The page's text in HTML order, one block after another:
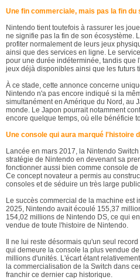
Une fin commerciale, mais pas la fin du
Nintendo tient toutefois à rassurer les
ne signifie pas la fin de son écosystème.
profiter normalement de leurs jeux
ainsi que des services en ligne. Le
pour une durée indéterminée, tandis que
jeux déjà disponibles ainsi que les futurs
À ce stade, cette annonce concerne
Nintendo n'a pas encore indiqué si la
simultanément en Amérique du Nord, au
monde. Le Japon pourrait notamment
encore quelque temps, où elle bénéficie
Une console qui aura marqué l'histoire
Lancée en mars 2017, la Nintendo
stratégie de Nintendo en devenant sa
fonctionner aussi bien comme console
Ce concept novateur a permis au
consoles et de séduire un très large
Le succès commercial de la machine est
2025, Nintendo avait écoulé 155,37
154,02 millions de Nintendo DS, ce qui
vendue de toute l'histoire de Nintendo.
Il ne lui reste désormais qu'un seul
qui demeure la console la plus vendue
millions d'unités. L'écart étant
la commercialisation de la Switch dans
franchir ce dernier cap historique.